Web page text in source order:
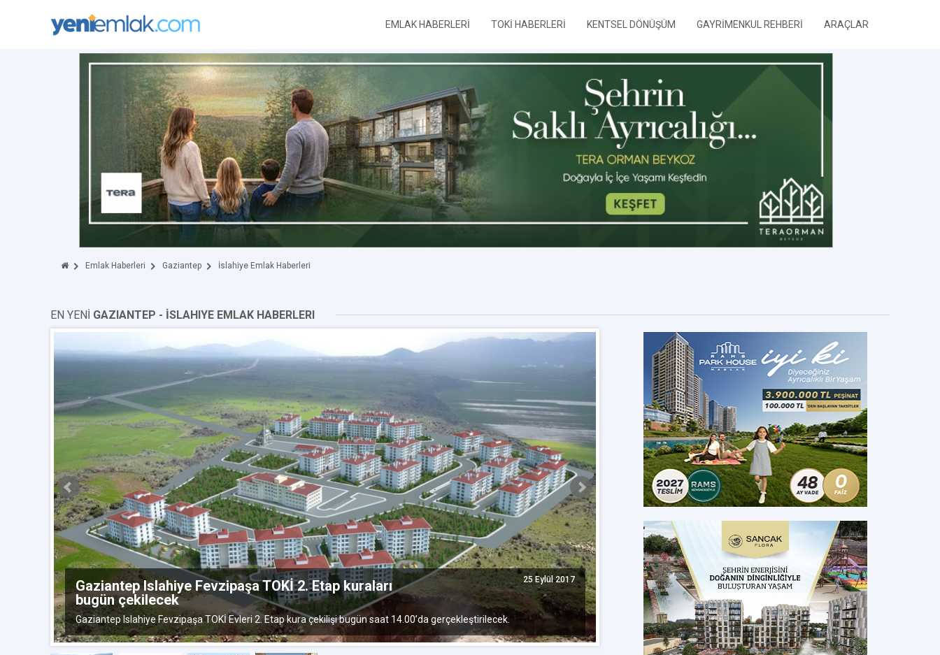
EMLAK HABERLERİ TOKİ HABERLERİ KENTSEL DÖNÜŞÜM GAYRİMENKUL REHBERİ ARAÇLAR
Emlak Haberleri Gaziantep İslahiye Emlak Haberleri
EN YENİ GAZIANTEP - İSLAHIYE EMLAK HABERLERI
Gaziantep Islahiye Fevzipaşa TOKİ 2. Etap kuraları
bugün çekilecek
25 Eylül 2017
Gaziantep Islahiye Fevzipaşa TOKİ Evleri 2. Etap kura çekilişi bugün saat 14.00’da gerçekleştirilecek.
Gaziantep İslahiye Fevzipaşa TOKİ 3. Etap ihalesi
bugün yapılacak
TOKİ, Gaziantep İslahiye Fevzipaşa Mahallesi’nde inşa edilecek 3.